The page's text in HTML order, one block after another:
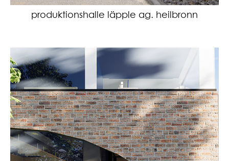
produktionshalle läpple ag. heilbronn